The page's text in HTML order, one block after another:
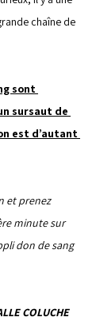
chaîne de
sont
sursaut de
est d’autant
et prenez
minute sur
don de sang
COLUCHE